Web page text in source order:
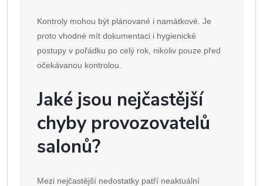
Kontroly mohou být plánované i namátkové. Je
proto vhodné mít dokumentaci i hygienické
postupy v pořádku po celý rok, nikoliv pouze před
očekávanou kontrolou.
Jaké jsou nejčastější
chyby provozovatelů
salonů?
Mezi nejčastější nedostatky patří neaktuální